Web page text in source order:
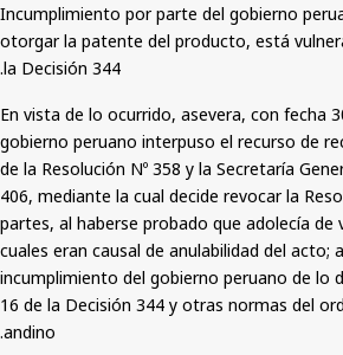
Incumplimiento por parte del gobierno
otorgar la patente del producto, está
la Decisión 344.
En vista de lo ocurrido, asevera, con fecha
gobierno peruano interpuso el recurso de
de la Resolución Nº 358 y la Secretaría
406, mediante la cual decide revocar la
partes, al haberse probado que adolecía de
cuales eran causal de anulabilidad del acto;
incumplimiento del gobierno peruano de lo
16 de la Decisión 344 y otras normas del
andino.